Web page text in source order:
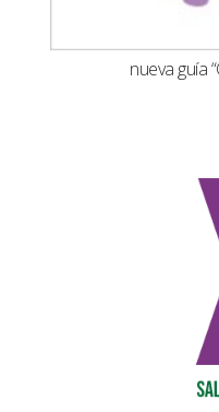
nueva guía